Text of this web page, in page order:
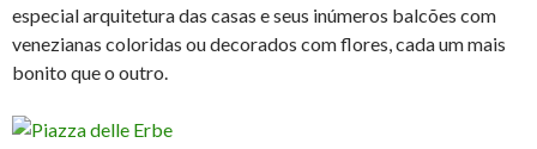
especial arquitetura das casas e seus inúmeros balcões com
venezianas coloridas ou decorados com flores, cada um mais
bonito que o outro.